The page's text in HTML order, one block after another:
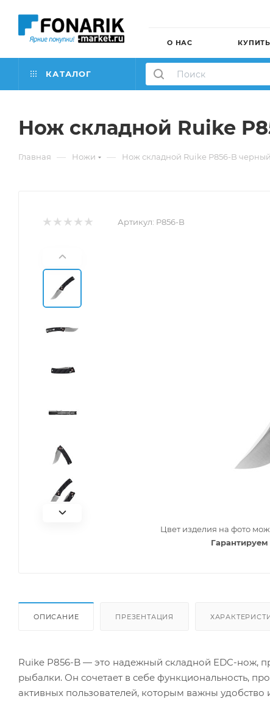
О НАС
КАТАЛОГ
Нож складной Ruike
Главная — Ножи — Нож складной Ruike P856-B черный
Артикул: P856-B
Цвет изделия на фото
Гарантируем
ОПИСАНИЕ ПРЕЗЕНТАЦИЯ
Ruike P856-B — это надежный складной EDC-нож,
рыбалки. Он сочетает в себе функциональность,
активных пользователей, которым важны удобство